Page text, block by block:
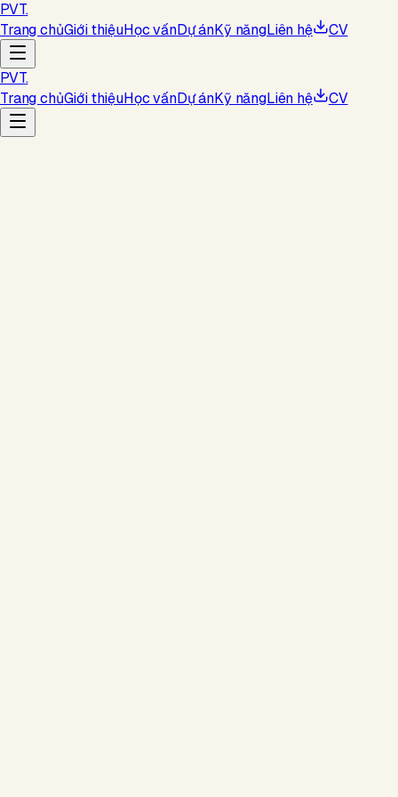
PVT.
Trang chủGiới thiệuHọc vấnDự ánKỹ năngLiên hệ CV
PVT.
Trang chủGiới thiệuHọc vấnDự ánKỹ năngLiên hệ CV